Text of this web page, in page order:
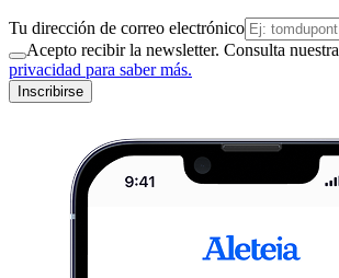
Tu dirección de correo electrónico
Acepto recibir la newsletter. Consulta nuestra
privacidad para saber más.
Inscribirse